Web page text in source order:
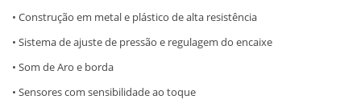
• Construção em metal e plástico de alta resistência
• Sistema de ajuste de pressão e regulagem do encaixe
• Som de Aro e borda
• Sensores com sensibilidade ao toque